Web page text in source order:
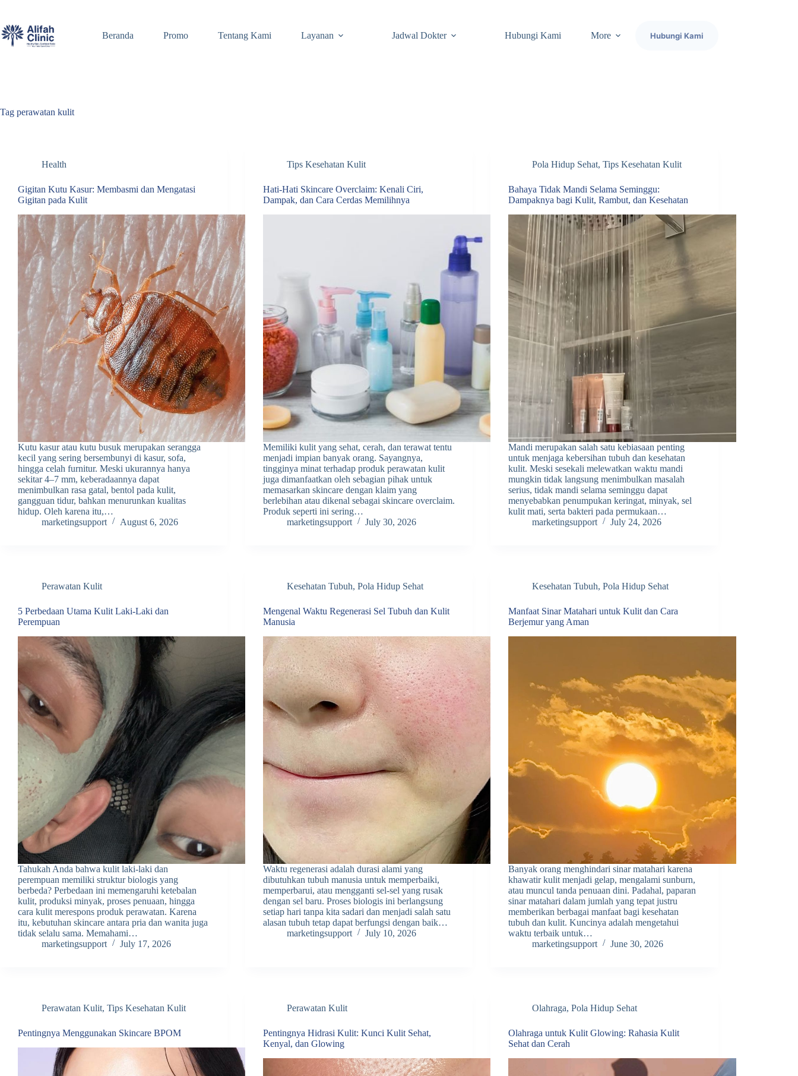
content
Beranda
Promo Tentang Kami Layanan Jadwal Dokter Hubungi Kami More Hubungi Kami
Tag perawatan kulit
Health
Gigitan Kutu Kasur: Membasmi dan Mengatasi
Gigitan pada Kulit
Kutu kasur atau kutu busuk merupakan serangga
kecil yang sering bersembunyi di kasur, sofa,
hingga celah furnitur. Meski ukurannya hanya
sekitar 4–7 mm, keberadaannya dapat
menimbulkan rasa gatal, bentol pada kulit,
gangguan tidur, bahkan menurunkan kualitas
hidup. Oleh karena itu,…
marketingsupport
August 6, 2026
Tips Kesehatan Kulit
Hati-Hati Skincare Overclaim: Kenali Ciri,
Dampak, dan Cara Cerdas Memilihnya
Memiliki kulit yang sehat, cerah, dan terawat tentu
menjadi impian banyak orang. Sayangnya,
tingginya minat terhadap produk perawatan kulit
juga dimanfaatkan oleh sebagian pihak untuk
memasarkan skincare dengan klaim yang
berlebihan atau dikenal sebagai skincare overclaim.
Produk seperti ini sering…
marketingsupport
July 30, 2026
Pola Hidup Sehat,Tips Kesehatan Kulit
Bahaya Tidak Mandi Selama Seminggu:
Dampaknya bagi Kulit, Rambut, dan Kesehatan
Mandi merupakan salah satu kebiasaan penting
untuk menjaga kebersihan tubuh dan kesehatan
kulit. Meski sesekali melewatkan waktu mandi
mungkin tidak langsung menimbulkan masalah
serius, tidak mandi selama seminggu dapat
menyebabkan penumpukan keringat, minyak, sel
kulit mati, serta bakteri pada permukaan…
marketingsupport
July 24, 2026
Perawatan Kulit
5 Perbedaan Utama Kulit Laki-Laki dan
Perempuan
Tahukah Anda bahwa kulit laki-laki dan
perempuan memiliki struktur biologis yang
berbeda? Perbedaan ini memengaruhi ketebalan
kulit, produksi minyak, proses penuaan, hingga
cara kulit merespons produk perawatan. Karena
itu, kebutuhan skincare antara pria dan wanita juga
tidak selalu sama. Memahami…
marketingsupport
July 17, 2026
Kesehatan Tubuh,Pola Hidup Sehat
Mengenal Waktu Regenerasi Sel Tubuh dan Kulit
Manusia
Waktu regenerasi adalah durasi alami yang
dibutuhkan tubuh manusia untuk memperbaiki,
memperbarui, atau mengganti sel-sel yang rusak
dengan sel baru. Proses biologis ini berlangsung
setiap hari tanpa kita sadari dan menjadi salah satu
alasan tubuh tetap dapat berfungsi dengan baik…
marketingsupport
July 10, 2026
Kesehatan Tubuh,Pola Hidup Sehat
Manfaat Sinar Matahari untuk Kulit dan Cara
Berjemur yang Aman
Banyak orang menghindari sinar matahari karena
khawatir kulit menjadi gelap, mengalami sunburn,
atau muncul tanda penuaan dini. Padahal, paparan
sinar matahari dalam jumlah yang tepat justru
memberikan berbagai manfaat bagi kesehatan
tubuh dan kulit. Kuncinya adalah mengetahui
waktu terbaik untuk…
marketingsupport
June 30, 2026
Perawatan Kulit, Tips Kesehatan Kulit
Pentingnya Menggunakan Skincare BPOM
Perawatan Kulit
Pentingnya Hidrasi Kulit: Kunci Kulit Sehat,
Kenyal, dan Glowing
Olahraga,Pola Hidup Sehat
Olahraga untuk Kulit Glowing: Rahasia Kulit
Sehat dan Cerah